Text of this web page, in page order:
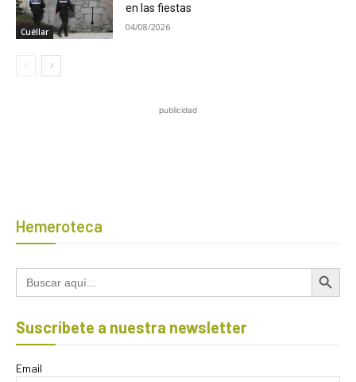
Cuéllar
en las fiestas
04/08/2026
publicidad
Hemeroteca
Buscar: Botón de
Suscríbete a nuestra newsletter
Email